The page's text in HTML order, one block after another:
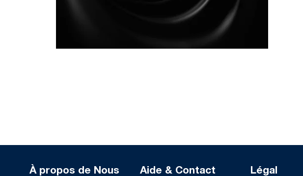
À propos de Nous
Aide & Contact
Légal